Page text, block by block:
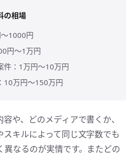
の相場
1000円
円〜1万円
件：1万円〜10万円
10万円〜150万円
や、どのメディアで書くか、
スキルによって同じ文字数でも
異なるのが実情です。またどの